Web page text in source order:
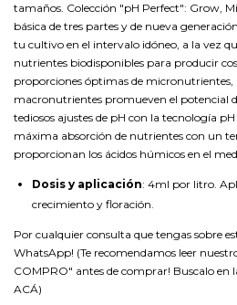
tamaños. Colección "pH Perfect": Grow,
básica de tres partes y de nueva
tu cultivo en el intervalo idóneo, a la vez
nutrientes biodisponibles para producir
proporciones óptimas de micronutrientes,
macronutrientes promueven el potencial
tediosos ajustes de pH con la tecnología
máxima absorción de nutrientes con un
proporcionan los ácidos húmicos en el
Dosis y aplicación: 4ml por litro.
crecimiento y floración.
Por cualquier consulta que tengas sobre
WhatsApp! (Te recomendamos leer
COMPRO" antes de comprar! Buscalo en
ACÁ)